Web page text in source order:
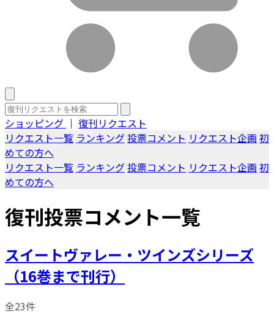
ショッピング ｜ 復刊リクエスト
リクエスト一覧 ランキング投票コメント リクエスト企画 初
めての方へ
リクエスト一覧 ランキング投票コメント リクエスト企画 初
めての方へ
復刊投票コメント一覧
スイートヴァレー・ツインズシリーズ
（16巻まで刊行）
全23件